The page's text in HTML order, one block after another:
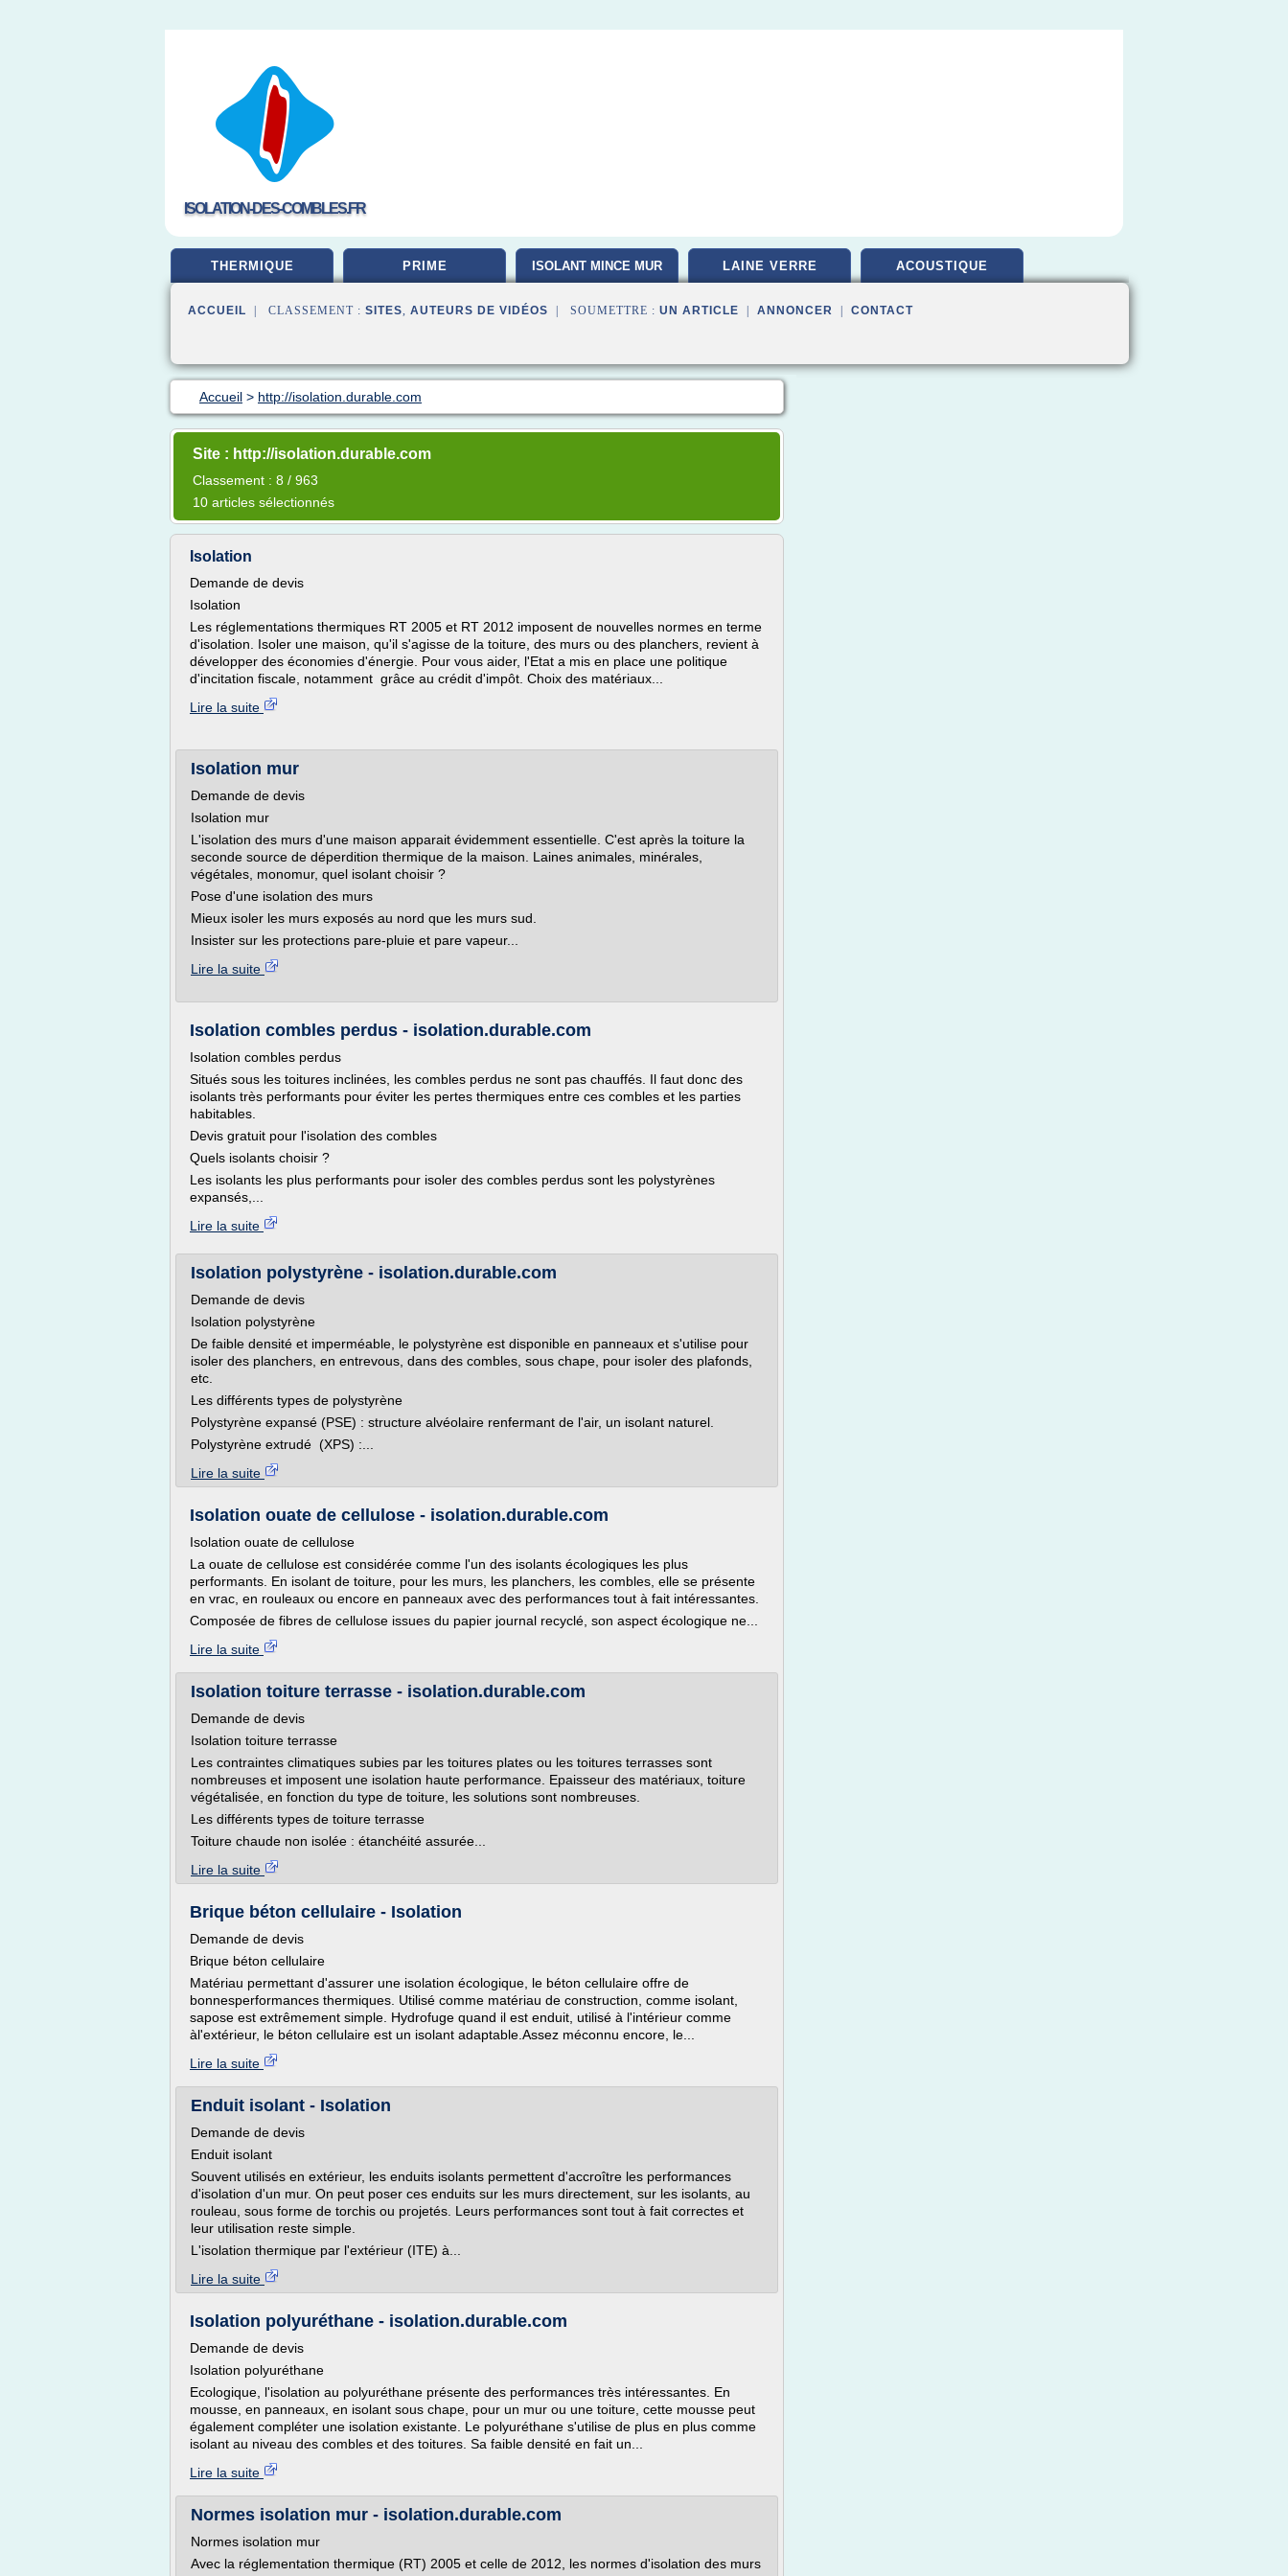
ISOLATION-DES-COMBLES.FR
THERMIQUE PRIME ISOLANT MINCE MUR LAINE VERRE ACOUSTIQUE
ACCUEIL | CLASSEMENT : SITES, AUTEURS DE VIDÉOS | SOUMETTRE : UN ARTICLE ANNONCER CONTACT
Accueil > http://isolation.durable.com
Site : http://isolation.durable.com
Classement : 8 / 963
10 articles sélectionnés
Isolation
Demande de devis
Isolation
Les réglementations thermiques RT 2005 et RT 2012 imposent de nouvelles normes en terme
d'isolation. Isoler une maison, qu'il s'agisse de la toiture, des murs ou des planchers, revient à
développer des économies d'énergie. Pour vous aider, l'Etat a mis en place une politique
d'incitation fiscale, notamment grâce au crédit d'impôt. Choix des matériaux...
Lire la suite
Isolation mur
Demande de devis
Isolation mur
L'isolation des murs d'une maison apparait évidemment essentielle. C'est après la toiture la
seconde source de déperdition thermique de la maison. Laines animales, minérales,
végétales, monomur, quel isolant choisir ?
Pose d'une isolation des murs
Mieux isoler les murs exposés au nord que les murs sud.
Insister sur les protections pare-pluie et pare vapeur...
Lire la suite
Isolation combles perdus - isolation.durable.com
Isolation combles perdus
Situés sous les toitures inclinées, les combles perdus ne sont pas chauffés. Il faut donc des
isolants très performants pour éviter les pertes thermiques entre ces combles et les parties
habitables.
Devis gratuit pour l'isolation des combles
Quels isolants choisir ?
Les isolants les plus performants pour isoler des combles perdus sont les polystyrènes
expansés,...
Lire la suite
Isolation polystyrène - isolation.durable.com
Demande de devis
Isolation polystyrène
De faible densité et imperméable, le polystyrène est disponible en panneaux et s'utilise pour
isoler des planchers, en entrevous, dans des combles, sous chape, pour isoler des plafonds,
etc.
Les différents types de polystyrène
Polystyrène expansé (PSE) : structure alvéolaire renfermant de l'air, un isolant naturel.
Polystyrène extrudé (XPS) :...
Lire la suite
Isolation ouate de cellulose - isolation.durable.com
Isolation ouate de cellulose
La ouate de cellulose est considérée comme l'un des isolants écologiques les plus
performants. En isolant de toiture, pour les murs, les planchers, les combles, elle se présente
en vrac, en rouleaux ou encore en panneaux avec des performances tout à fait intéressantes.
Composée de fibres de cellulose issues du papier journal recyclé, son aspect écologique ne...
Lire la suite
Isolation toiture terrasse - isolation.durable.com
Demande de devis
Isolation toiture terrasse
Les contraintes climatiques subies par les toitures plates ou les toitures terrasses sont
nombreuses et imposent une isolation haute performance. Epaisseur des matériaux, toiture
végétalisée, en fonction du type de toiture, les solutions sont nombreuses.
Les différents types de toiture terrasse
Toiture chaude non isolée : étanchéité assurée...
Lire la suite
Brique béton cellulaire - Isolation
Demande de devis
Brique béton cellulaire
Matériau permettant d'assurer une isolation écologique, le béton cellulaire offre de
bonnesperformances thermiques. Utilisé comme matériau de construction, comme isolant,
sapose est extrêmement simple. Hydrofuge quand il est enduit, utilisé à l'intérieur comme
àl'extérieur, le béton cellulaire est un isolant adaptable.Assez méconnu encore, le...
Lire la suite
Enduit isolant - Isolation
Demande de devis
Enduit isolant
Souvent utilisés en extérieur, les enduits isolants permettent d'accroître les performances
d'isolation d'un mur. On peut poser ces enduits sur les murs directement, sur les isolants, au
rouleau, sous forme de torchis ou projetés. Leurs performances sont tout à fait correctes et
leur utilisation reste simple.
L'isolation thermique par l'extérieur (ITE) à...
Lire la suite
Isolation polyuréthane - isolation.durable.com
Demande de devis
Isolation polyuréthane
Ecologique, l'isolation au polyuréthane présente des performances très intéressantes. En
mousse, en panneaux, en isolant sous chape, pour un mur ou une toiture, cette mousse peut
également compléter une isolation existante. Le polyuréthane s'utilise de plus en plus comme
isolant au niveau des combles et des toitures. Sa faible densité en fait un...
Lire la suite
Normes isolation mur - isolation.durable.com
Normes isolation mur
Avec la réglementation thermique (RT) 2005 et celle de 2012, les normes d'isolation des murs